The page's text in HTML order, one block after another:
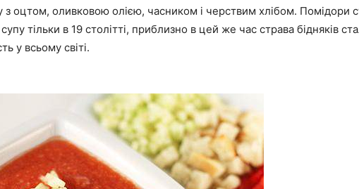
з оцтом, оливковою олією, часником і черствим хлібом. Помідори
тільки в 19 столітті, приблизно в цей же час страва бідняків
у всьому світі.